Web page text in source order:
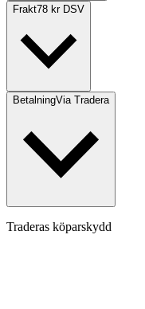
Frakt78 kr DSV
BetalningVia Tradera
Traderas köparskydd